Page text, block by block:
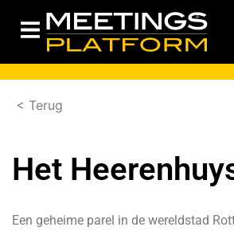
< Terug
Het
Een geheime parel in de wereldstad